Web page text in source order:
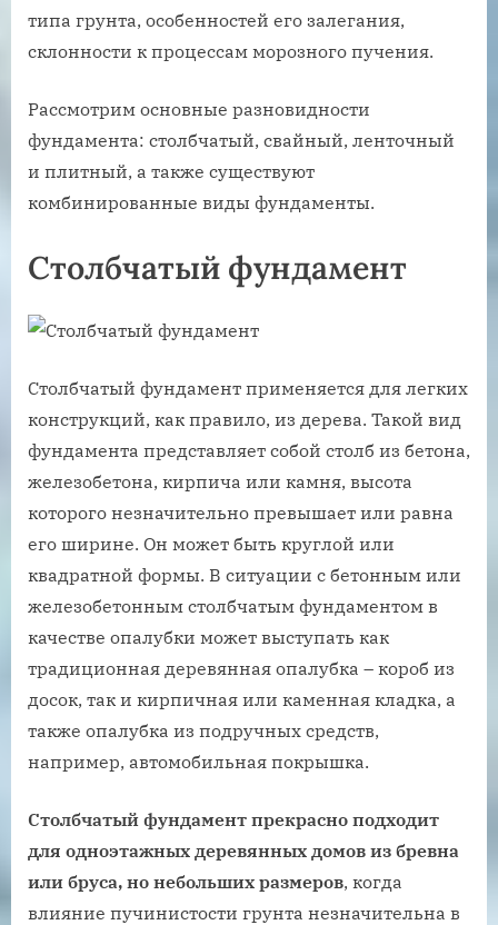
типа грунта, особенностей его залегания,
склонности к процессам морозного пучения.
Рассмотрим основные разновидности
фундамента: столбчатый, свайный, ленточный
и плитный, а также существуют
комбинированные виды фундаменты.
Столбчатый фундамент
Столбчатый фундамент применяется для легких
конструкций, как правило, из дерева. Такой вид
фундамента представляет собой столб из бетона,
железобетона, кирпича или камня, высота
которого незначительно превышает или равна
его ширине. Он может быть круглой или
квадратной формы. В ситуации с бетонным или
железобетонным столбчатым фундаментом в
качестве опалубки может выступать как
традиционная деревянная опалубка – короб из
досок, так и кирпичная или каменная кладка, а
также опалубка из подручных средств,
например, автомобильная покрышка.
Столбчатый фундамент прекрасно подходит
для одноэтажных деревянных домов из бревна
или бруса, но небольших размеров, когда
влияние пучинистости грунта незначительна в